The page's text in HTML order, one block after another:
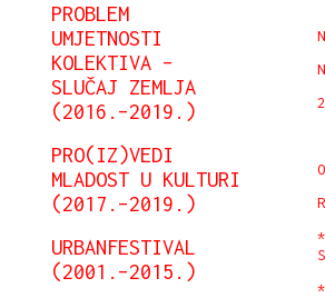
PROBLEM
UMJETNOSTI
KOLEKTIVA –
SLUČAJ ZEMLJA
(2016.–2019.)
PRO(IZ)VEDI
MLADOST U KULTURI
(2017.–2019.)
URBANFESTIVAL
(2001.–2015.)
*